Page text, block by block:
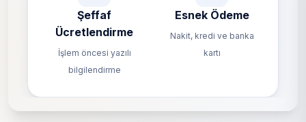
Şeffaf
Ücretlendirme
İşlem öncesi yazılı
bilgilendirme
Esnek Ödeme
Nakit, kredi ve banka
kartı